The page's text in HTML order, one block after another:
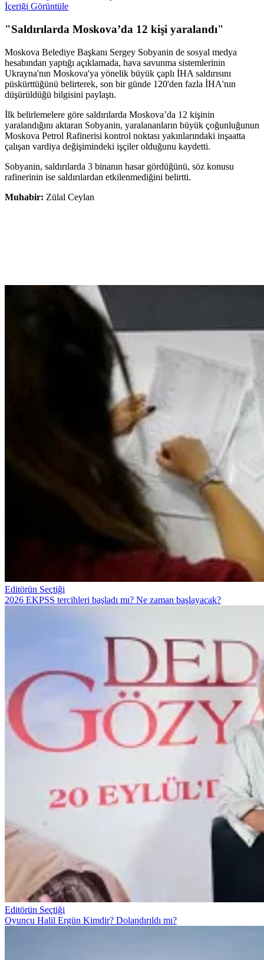
İçeriği Görüntüle
"Saldırılarda Moskova’da 12 kişi yaralandı"
Moskova Belediye Başkanı Sergey Sobyanin de sosyal medya
hesabından yaptığı açıklamada, hava savunma sistemlerinin
Ukrayna'nın Moskova'ya yönelik büyük çaplı İHA saldırısını
püskürttüğünü belirterek, son bir günde 120'den fazla İHA'nın
düşürüldüğü bilgisini paylaştı.
İlk belirlemelere göre saldırılarda Moskova’da 12 kişinin
yaralandığını aktaran Sobyanin, yaralananların büyük çoğunluğunun
Moskova Petrol Rafinerisi kontrol noktası yakınlarındaki inşaatta
çalışan vardiya değişimindeki işçiler olduğunu kaydetti.
Sobyanin, saldırılarda 3 binanın hasar gördüğünü, söz konusu
rafinerinin ise saldırılardan etkilenmediğini belirtti.
Muhabir: Zülal Ceylan
Editörün Seçtiği
2026 EKPSS tercihleri başladı mı? Ne zaman başlayacak?
Editörün Seçtiği
Oyuncu Halil Ergün Kimdir? Dolandırıldı mı?